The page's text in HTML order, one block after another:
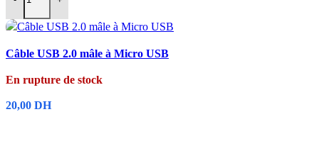
Ajouter Au Panier
Aperçu rapide
Ajouter à la liste de souhaits
Câble USB 2.0 mâle à Micro USB
En rupture de stock
20,00 DH